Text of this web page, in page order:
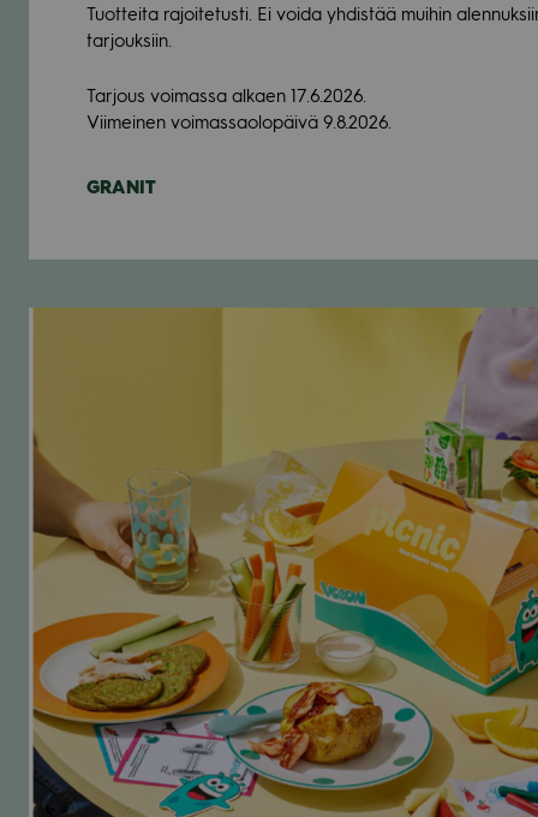
Tuot­teita rajoi­te­tusti. Ei voida yhdis­tää mui­hin
tar­jouk­siin.
Tar­jous voi­massa alkaen 17.6.2026.
Vii­mei­nen voi­mas­sao­lo­päivä 9.8.2026.
GRA­NIT